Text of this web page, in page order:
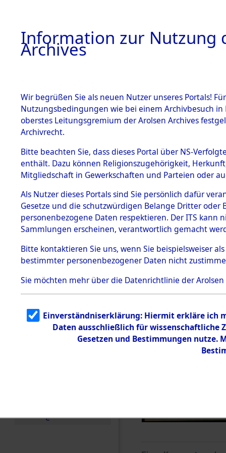
BESTÄNDE
1.
mente
5. Verschiedenes
5.3
Todesmärsche
5.3.1 Alliierte
Erhebungen
zu
Todesmärsch
en
5.3.2
g
5.3.3
Todesmärsch
e
→0061
Information zur Nutzung
Archives
Wir begrüßen Sie als neuen Nutzer unseres Portals!
Nutzungsbedingungen wie bei einem Archivbesuch
oberstes Leitungsgremium der Arolsen Archives
Archivrecht.
Bitte beachten Sie, dass dieses Portal über NS-
enthält. Dazu können Religionszugehörigkeit,
Mitgliedschaft in Gewerkschaften und Parteien oder
Als Nutzer dieses Portals sind Sie persönlich dafür
Gesetze und die schutzwürdigen Belange Dritter
personenbezogene Daten respektieren. Der ITS
Sammlungen erscheinen, verantwortlich gemacht
Bitte kontaktieren Sie uns, wenn Sie beispielsweiser
bestimmter personenbezogener Daten nicht
Sie möchten mehr über die Datenrichtlinie der Arolsen
Einverständniserklärung: Hiermit erkläre ich
Daten ausschließlich für wissenschaftliche
Gesetzen und Bestimmungen nutze.